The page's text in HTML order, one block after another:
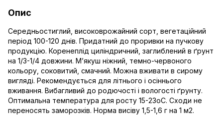
Опис
Середньостиглий, високоврожайний сорт, вегетаційний
період 100-120 днів. Придатний до проривки на пучкову
продукцію. Коренеплід циліндричний, заглиблений в ґрунт
на 1/3-1/4 довжини. М’якуш ніжний, темно-червоного
кольору, соковитий, смачний. Можна вживати в сирому
вигляді. Рекомендується для літнього і осіннього
вживання. Вибагливий до родючості і вологості ґрунту.
Оптимальна температура для росту 15-23оС. Сходи не
переносять заморозків. Норма висіву 1,5-1,6 г на 1 м2.